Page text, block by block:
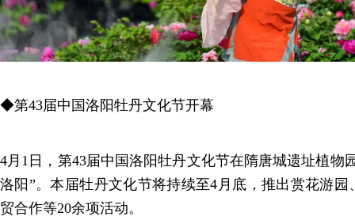
◆第43届中国洛阳牡丹文化节开幕
4月1日，第43届中国洛阳牡丹文化节在隋唐城遗址植物
洛阳”。本届牡丹文化节将持续至4月底，推出赏花游
贸合作等20余项活动。